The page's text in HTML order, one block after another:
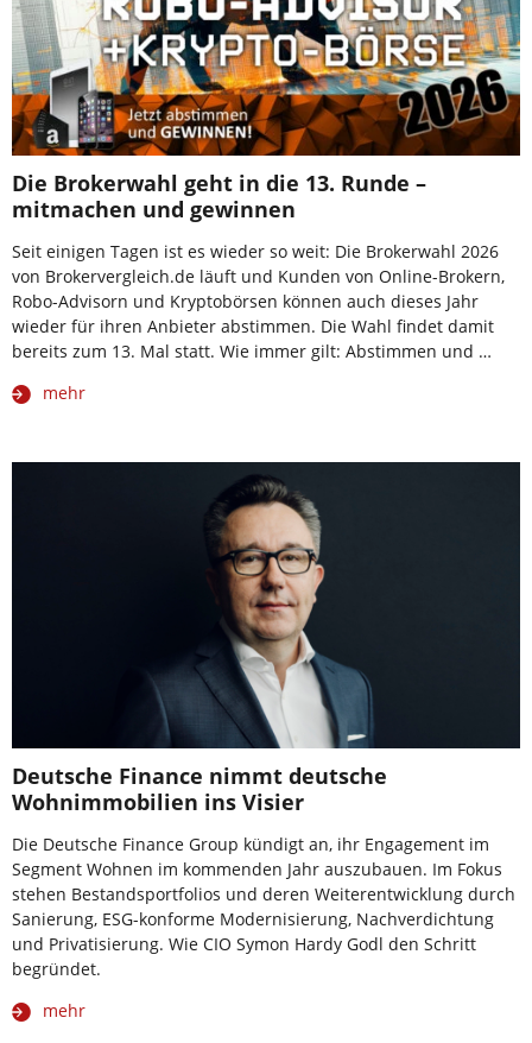
Die Brokerwahl geht in die 13. Runde –
mitmachen und gewinnen
Seit einigen Tagen ist es wieder so weit: Die Brokerwahl 2026
von Brokervergleich.de läuft und Kunden von Online-Brokern,
Robo-Advisorn und Kryptobörsen können auch dieses Jahr
wieder für ihren Anbieter abstimmen. Die Wahl findet damit
bereits zum 13. Mal statt. Wie immer gilt: Abstimmen und …
mehr
Deutsche Finance nimmt deutsche
Wohnimmobilien ins Visier
Die Deutsche Finance Group kündigt an, ihr Engagement im
Segment Wohnen im kommenden Jahr auszubauen. Im Fokus
stehen Bestandsportfolios und deren Weiterentwicklung durch
Sanierung, ESG-konforme Modernisierung, Nachverdichtung
und Privatisierung. Wie CIO Symon Hardy Godl den Schritt
begründet.
mehr